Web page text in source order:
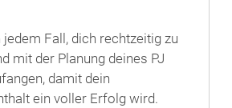
Fall, dich rechtzeitig zu
mit der Planung deines PJ
damit dein
ein voller Erfolg wird.